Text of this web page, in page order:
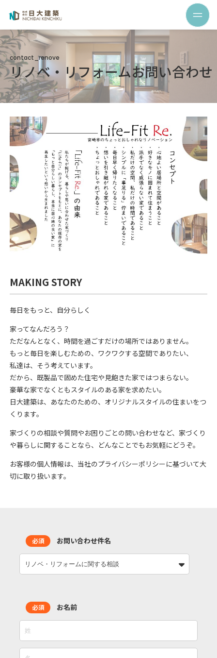
contact_renove
リノベ・リフォームお問い合わせ
MAKING STORY
毎日をもっと、自分らしく
家ってなんだろう？
ただなんとなく、時間を過ごすだけの場所ではありません。
もっと毎日を楽しむための、ワクワクする空間でありたい、
私達は、そう考えています。
だから、既製品で固めた住宅や見飽きた家ではつまらない。
豪華な家でなくともスタイルのある家を求めたい。
日大建築は、あなたのための、オリジナルスタイルの住まいをつ
くります。
家づくりの相談や質問やお困りごとの問い合わせなど、家づくり
や暮らしに関することなら、どんなことでもお気軽にどうぞ。
お客様の個人情報は、当社のプライバシーポリシーに基づいて大
切に取り扱います。
必須 お問い合わせ件名
必須 お名前